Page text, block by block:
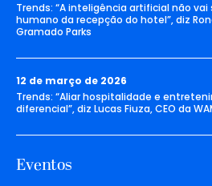
Trends: “A inteligência artificial não
humano da recepção do hotel”, diz
Gramado Parks
12 de março de 2026
Trends: “Aliar hospitalidade e
diferencial”, diz Lucas Fiuza, CEO da
Eventos